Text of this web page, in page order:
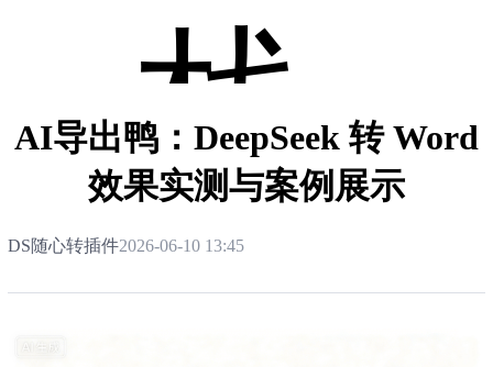
栈
AI导出鸭：DeepSeek 转 Word
效果实测与案例展示
DS随心转插件2026-06-10 13:45